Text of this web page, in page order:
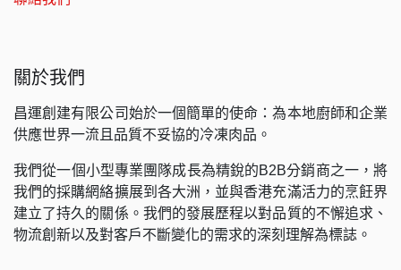
關於我們
昌運創建有限公司始於一個簡單的使命：為本地廚師和企業
供應世界一流且品質不妥協的冷凍肉品。
我們從一個小型專業團隊成長為精銳的B2B分銷商之一，將
我們的採購網絡擴展到各大洲，並與香港充滿活力的烹飪界
建立了持久的關係。我們的發展歷程以對品質的不懈追求、
物流創新以及對客戶不斷變化的需求的深刻理解為標誌。